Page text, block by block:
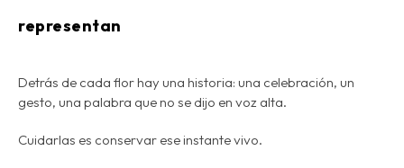
representan
Detrás de cada flor hay una historia: una celebración, un
gesto, una palabra que no se dijo en voz alta.
Cuidarlas es conservar ese instante vivo.